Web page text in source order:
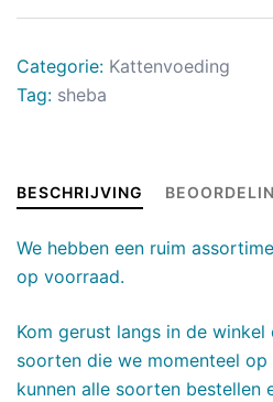
Categorie: Kattenvoeding
Tag: sheba
BESCHRIJVING
We hebben een ruim
op voorraad.
Kom gerust langs in de
soorten die we momenteel op
kunnen alle soorten bestellen